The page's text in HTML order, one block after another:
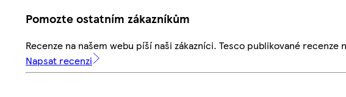
Pomozte ostatním zákazníkům
Recenze na našem webu píší naši zákazníci. Tesco publikované recenze
Napsat recenzi